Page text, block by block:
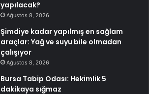
yapılacak?
Ağustos 8, 2026
Şimdiye kadar yapılmış en sağlam
araçlar: Yağ ve suyu bile olmadan
çalışıyor
Ağustos 8, 2026
Bursa Tabip Odası: Hekimlik 5
dakikaya sığmaz